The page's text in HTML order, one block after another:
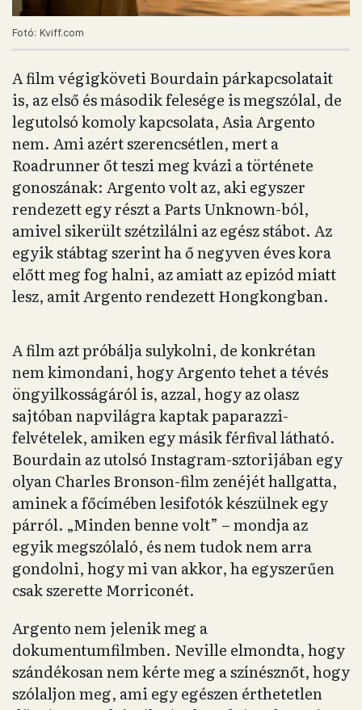
Fotó: Kviff.com
A film végigköveti Bourdain párkapcsolatait
is, az első és második felesége is megszólal, de
legutolsó komoly kapcsolata, Asia Argento
nem. Ami azért szerencsétlen, mert a
Roadrunner őt teszi meg kvázi a története
gonoszának: Argento volt az, aki egyszer
rendezett egy részt a Parts Unknown-ból,
amivel sikerült szétzilálni az egész stábot. Az
egyik stábtag szerint ha ő negyven éves kora
előtt meg fog halni, az amiatt az epizód miatt
lesz, amit Argento rendezett Hongkongban.
A film azt próbálja sulykolni, de konkrétan
nem kimondani, hogy Argento tehet a tévés
öngyilkosságáról is, azzal, hogy az olasz
sajtóban napvilágra kaptak paparazzi-
felvételek, amiken egy másik férfival látható.
Bourdain az utolsó Instagram-sztorijában egy
olyan Charles Bronson-film zenéjét hallgatta,
aminek a főcímében lesifotók készülnek egy
párról. „Minden benne volt” – mondja az
egyik megszólaló, és nem tudok nem arra
gondolni, hogy mi van akkor, ha egyszerűen
csak szerette Morriconét.
Argento nem jelenik meg a
dokumentumfilmben. Neville elmondta, hogy
szándékosan nem kérte meg a színésznőt, hogy
szólaljon meg, ami egy egészen érthetetlen